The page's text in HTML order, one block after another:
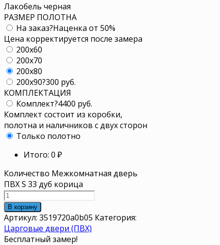
Лакобель черная
РАЗМЕР ПОЛОТНА
На заказ?Наценка от 50%
Цена корректируется после замера
200x60
200x70
200x80
200x90?300 руб.
КОМПЛЕКТАЦИЯ
Комплект?4400 руб.
Комплект состоит из коробки,
полотна и наличников с двух сторон
Только полотно
Итого: 0 ₽
Количество Межкомнатная дверь
ПВХ S 33 дуб корица
В корзину
Артикул: 3519720a0b05 Категория:
Царговые двери (ПВХ)
Бесплатный замер!